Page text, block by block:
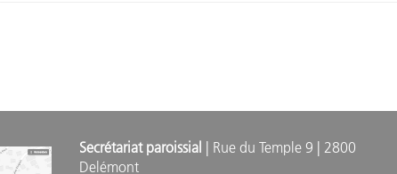
Secrétariat paroissial | Rue du Temple 9 | 2800
Delémont